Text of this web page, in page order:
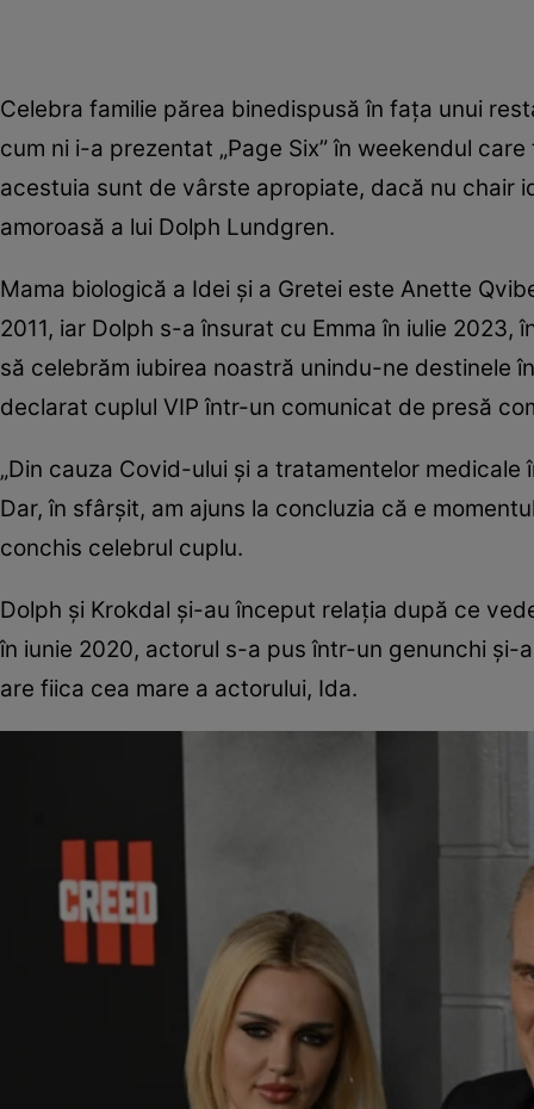
Celebra familie părea binedispusă în fața unui
cum ni i-a prezentat „Page Six” în weekendul
acestuia sunt de vârste apropiate, dacă nu chair
amoroasă a lui Dolph Lundgren.
Mama biologică a Idei și a Gretei este Anette
2011, iar Dolph s-a însurat cu Emma în iulie
să celebrăm iubirea noastră unindu-ne destinele
declarat cuplul VIP într-un comunicat de presă
„Din cauza Covid-ului și a tratamentelor
Dar, în sfârșit, am ajuns la concluzia că e
conchis celebrul cuplu.
Dolph și Krokdal și-au început relația după ce
în iunie 2020, actorul s-a pus într-un genunchi
are fiica cea mare a actorului, Ida.